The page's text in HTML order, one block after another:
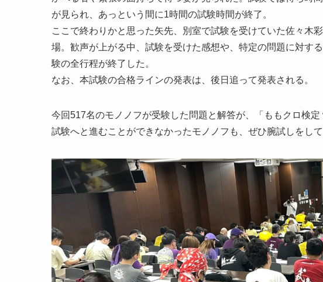
が見られ、あっという間に1時間の試験時間が終了。
ここで終わりかと思った矢先、別室で試験を受けていた佐々木
場。歓声が上がる中、試験を受けた感想や、特定の問題に対す
験の全行程が終了した。
なお、本試験の合格ラインの発表は、後日追って発表される。
今回517名のモノノフが受験した問題と解答が、「ももクロ検
試験へと進むことができなかったモノノフも、ぜひ腕試しをして